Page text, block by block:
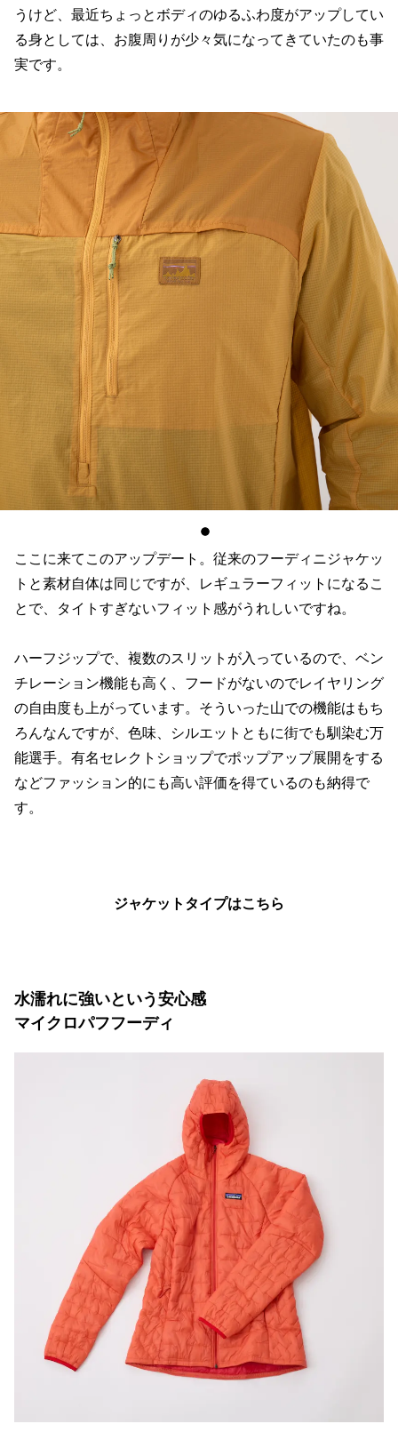
うけど、最近ちょっとボディのゆるふわ度がアップしてい
る身としては、お腹周りが少々気になってきていたのも事
実です。
ここに来てこのアップデート。従来のフーディニジャケッ
トと素材自体は同じですが、レギュラーフィットになるこ
とで、タイトすぎないフィット感がうれしいですね。
ハーフジップで、複数のスリットが入っているので、ベン
チレーション機能も高く、フードがないのでレイヤリング
の自由度も上がっています。そういった山での機能はもち
ろんなんですが、色味、シルエットともに街でも馴染む万
能選手。有名セレクトショップでポップアップ展開をする
などファッション的にも高い評価を得ているのも納得で
す。
ジャケットタイプはこちら
水濡れに強いという安心感
マイクロパフフーディ